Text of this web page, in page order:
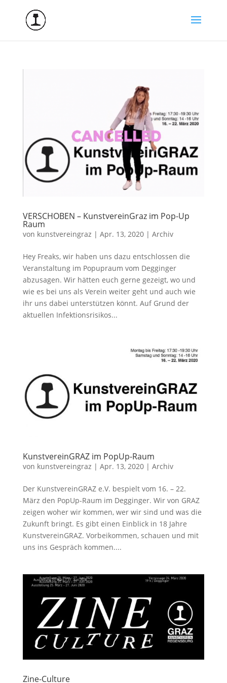
VERSCHOBEN – KunstvereinGraz im Pop-Up
Raum
von kunstvereingraz | Apr. 13, 2020| Archiv
Hey Freaks, wir haben uns dazu entschlossen die
Veranstaltung im Popupraum vom Degginger
abzusagen. Wir hätten euch gerne gezeigt, wo und
wie es bei uns als Verein weiter geht und auch wie
ihr uns dabei unterstützen könnt. Auf Grund der
aktuellen Infektionsrisikos...
KunstvereinGRAZ im PopUp-Raum
von kunstvereingraz | Apr. 13, 2020| Archiv
Der KunstvereinGRAZ e.V. bespielt vom 16. – 22.
März den PopUp-Raum im Degginger. Wir von GRAZ
zeigen woher wir kommen, wer wir sind und was die
Zukunft bringt. Es gibt einen Einblick in 18 Jahre
KunstvereinGRAZ. Vorbeikommen, schauen und mit
uns ins Gespräch kommen....
Zine-Culture